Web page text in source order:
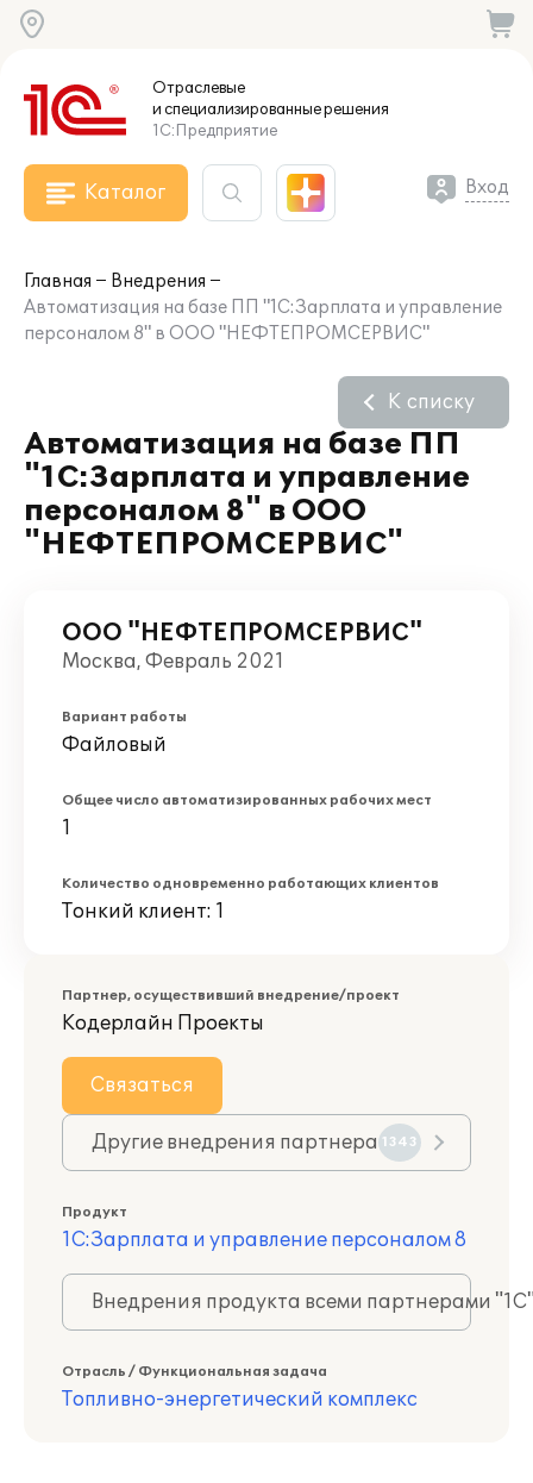
Отраслевые
и специализированныерешения
1С:Предприятие
Каталог Вход
Главная
Внедрения
Автоматизация на базе ПП "1С:Зарплата и управление
персоналом 8" в ООО "НЕФТЕПРОМСЕРВИС"
Автоматизация на базе ПП
"1С:Зарплата и управление
персоналом 8" в ООО
"НЕФТЕПРОМСЕРВИС"
К списку
ООО "НЕФТЕПРОМСЕРВИС"
Москва, Февраль 2021
Вариант работы
Файловый
Общее число автоматизированных рабочих мест
1
Количество одновременно работающих клиентов
Тонкий клиент: 1
Партнер, осуществивший внедрение/проект
Кодерлайн Проекты
Связаться
Другие внедрения партнера 1343
Продукт
1С:Зарплата и управление персоналом 8
Внедрения продукта всеми партнерами
Отрасль / Функциональная задача
Топливно-энергетический комплекс